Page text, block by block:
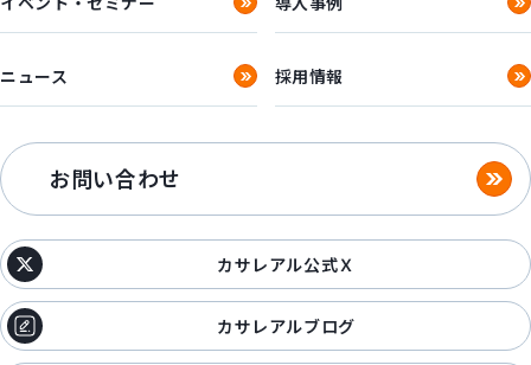
ニュース 採用情報
お問い合わせ
カサレアル公式Ｘ
カサレアルブログ